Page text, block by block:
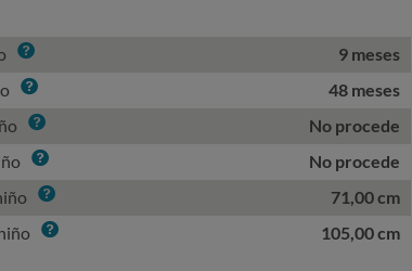
Info
9 meses
Info
48 meses
Info
No procede
Info
No procede
Info
71,00 cm
Info 105,00 cm